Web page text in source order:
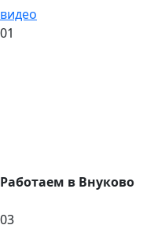
видео
01
Работаем в Внуково
03